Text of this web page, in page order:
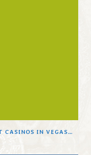
THESE WILL BE THE 10 GREATEST CASINOS IN VEGAS, RANKED BY NEARBY EXPERT